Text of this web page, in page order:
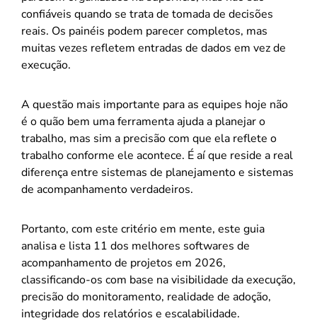
confiáveis quando se trata de tomada de decisões
reais. Os painéis podem parecer completos, mas
muitas vezes refletem entradas de dados em vez de
execução.
A questão mais importante para as equipes hoje não
é o quão bem uma ferramenta ajuda a planejar o
trabalho, mas sim a precisão com que ela reflete o
trabalho conforme ele acontece. É aí que reside a real
diferença entre sistemas de planejamento e sistemas
de acompanhamento verdadeiros.
Portanto, com este critério em mente, este guia
analisa e lista 11 dos melhores softwares de
acompanhamento de projetos em 2026,
classificando-os com base na visibilidade da execução,
precisão do monitoramento, realidade de adoção,
integridade dos relatórios e escalabilidade.